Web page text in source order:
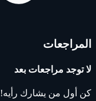
المراجعات
لا توجد مراجعات بعد
كن أول من يشارك رأيه!